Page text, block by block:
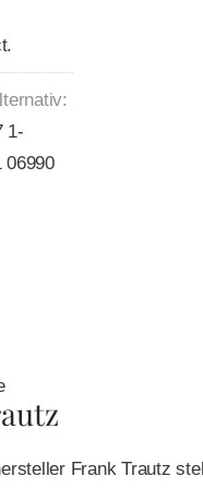
1-
06990
Frank Trautz